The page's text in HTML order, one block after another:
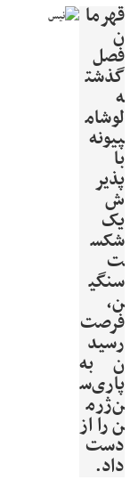
قهرما
ن
فصل
گذشت
ه
لوشام
پیونه
با
پذیر
ش
یک
شکس
ت
سنگی
ن،
فرصت
رسید
ن به
پاری‌س
ن‌ژرم
ن را از
دست
داد.